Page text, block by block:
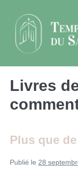
contenu
Livres
Plus que
Publié le 28